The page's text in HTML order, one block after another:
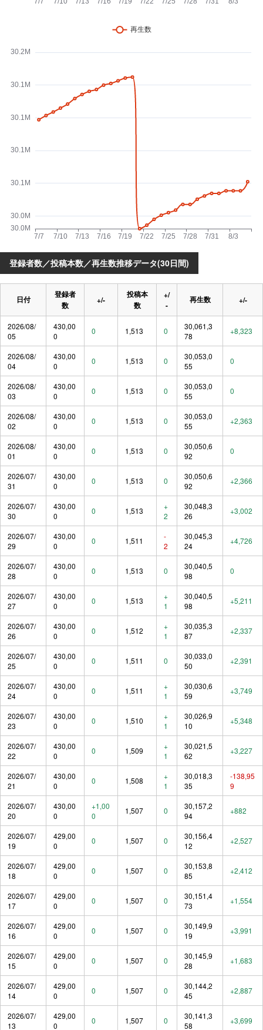
登録者数／投稿本数／再生数推移データ(30日間)
日付
登録者
数
+/-
投稿本
数
+/
-
再生数 +/-
2026/08/
05
430,00
0
0 1,513 0
30,061,3
78
+8,323
2026/08/
04
430,00
0
0 1,513 0
30,053,0
55
0
2026/08/
03
430,00
0
0 1,513 0
30,053,0
55
0
2026/08/
02
430,00
0
0 1,513 0
30,053,0
55
+2,363
2026/08/
01
430,00
0
0 1,513 0
30,050,6
92
0
2026/07/
31
430,00
0
0 1,513 0
30,050,6
92
+2,366
2026/07/
30
430,00
0
0 1,513
+
2
30,048,3
26
+3,002
2026/07/
29
430,00
0
0 1,511
-
2
30,045,3
24
+4,726
2026/07/
28
430,00
0
0 1,513 0
30,040,5
98
0
2026/07/
27
430,00
0
0 1,513
+
1
30,040,5
98
+5,211
2026/07/
26
430,00
0
0 1,512
+
1
30,035,3
87
+2,337
2026/07/
25
430,00
0
0 1,511 0
30,033,0
50
+2,391
2026/07/
24
430,00
0
0 1,511
+
1
30,030,6
59
+3,749
2026/07/
23
430,00
0
0 1,510
+
1
30,026,9
10
+5,348
2026/07/
22
430,00
0
0 1,509
+
1
30,021,5
62
+3,227
2026/07/
21
430,00
0
0 1,508
+
1
30,018,3
35
-138,95
9
2026/07/
20
430,00
0
+1,00
0
1,507 0
30,157,2
94
+882
2026/07/
19
429,00
0
0 1,507 0
30,156,4
12
+2,527
2026/07/
18
429,00
0
0 1,507 0
30,153,8
85
+2,412
2026/07/
17
429,00
0
0 1,507 0
30,151,4
73
+1,554
2026/07/
16
429,00
0
0 1,507 0
30,149,9
19
+3,991
2026/07/
15
429,00
0
0 1,507 0
30,145,9
28
+1,683
2026/07/
14
429,00
0
0 1,507 0
30,144,2
45
+2,887
2026/07/
13
429,00
0
0 1,507 0
30,141,3
58
+3,699